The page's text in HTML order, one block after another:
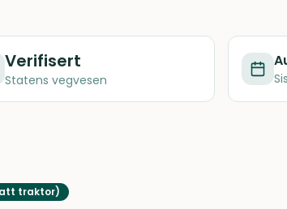
Verifisert
Statens vegvesen
traktor)